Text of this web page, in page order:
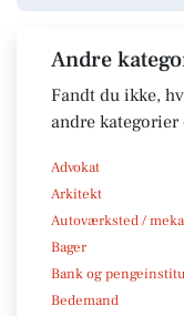
Andre
Fandt du ikke,
andre
Advokat
Arkitekt
Autoværksted /
Bager
Bank og
Bedemand